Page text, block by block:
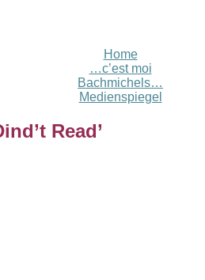
Home
…c’est moi
Bachmichels…
Medienspiegel
Read’